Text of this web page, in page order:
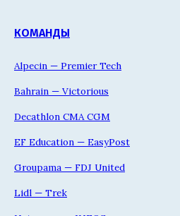
КОМАНДЫ
Alpecin — Premier Tech
Bahrain — Victorious
Decathlon CMA CGM
EF Education — EasyPost
Groupama — FDJ United
Lidl — Trek